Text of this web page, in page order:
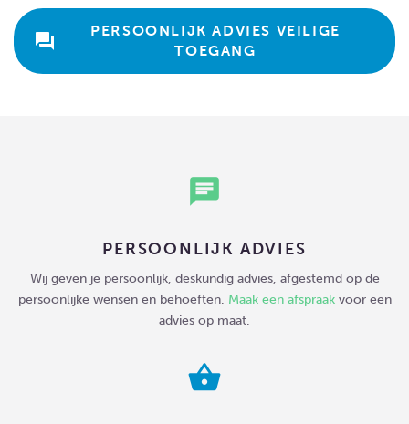
question_answer
PERSOONLIJK ADVIES VEILIGE
TOEGANG
chat
PERSOONLIJK ADVIES
Wij geven je persoonlijk, deskundig advies, afgestemd op de
persoonlijke wensen en behoeften. Maak een afspraakvoor een
advies op maat.
shopping_basket